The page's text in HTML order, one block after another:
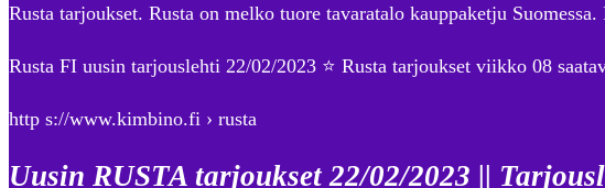
Rusta tarjoukset. Rusta on melko tuore tavaratalo kauppaketju
Rusta FI uusin tarjouslehti 22/02/2023 ⭐ Rusta tarjoukset viikko 08
http s://www.kimbino.fi › rusta
Uusin RUSTA tarjoukset 22/02/2023 ||